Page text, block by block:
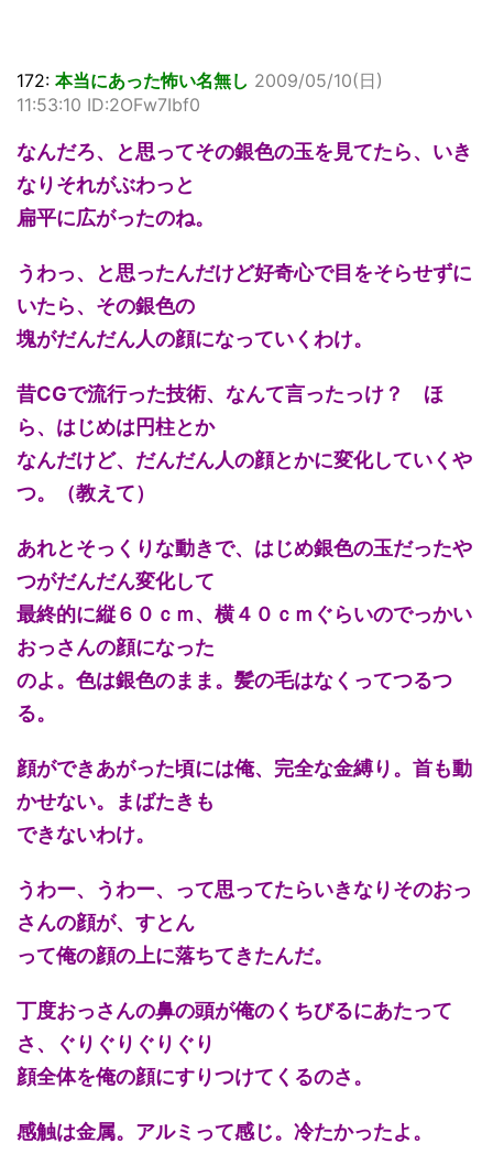
172: 本当にあった怖い名無し 2009/05/10(日)
11:53:10 ID:2OFw7Ibf0
なんだろ、と思ってその銀色の玉を見てたら、いき
なりそれがぶわっと
扁平に広がったのね。
うわっ、と思ったんだけど好奇心で目をそらせずに
いたら、その銀色の
塊がだんだん人の顔になっていくわけ。
昔CGで流行った技術、なんて言ったっけ？ ほ
ら、はじめは円柱とか
なんだけど、だんだん人の顔とかに変化していくや
つ。（教えて）
あれとそっくりな動きで、はじめ銀色の玉だったや
つがだんだん変化して
最終的に縦６０ｃｍ、横４０ｃｍぐらいのでっかい
おっさんの顔になった
のよ。色は銀色のまま。髪の毛はなくってつるつ
る。
顔ができあがった頃には俺、完全な金縛り。首も動
かせない。まばたきも
できないわけ。
うわー、うわー、って思ってたらいきなりそのおっ
さんの顔が、すとん
って俺の顔の上に落ちてきたんだ。
丁度おっさんの鼻の頭が俺のくちびるにあたって
さ、ぐりぐりぐりぐり
顔全体を俺の顔にすりつけてくるのさ。
感触は金属。アルミって感じ。冷たかったよ。